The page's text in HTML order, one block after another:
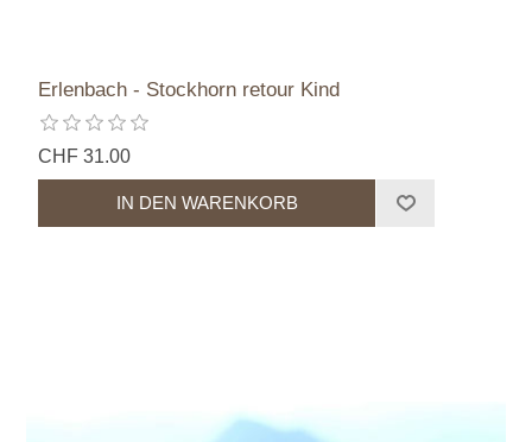
Erlenbach - Stockhorn retour Kind
CHF 31.00